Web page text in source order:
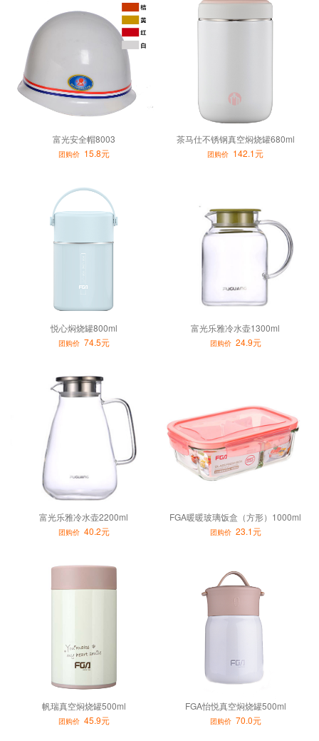
富光安全帽8003
团购价15.8元
茶马仕不锈钢真空焖烧罐680ml
团购价 142.1元
悦心焖烧罐800ml
团购价74.5元
富光乐雅冷水壶1300ml
团购价24.9元
富光乐雅冷水壶2200ml
团购价40.2元
FGA暖暖玻璃饭盒（方形）1000ml
团购价23.1元
帆瑞真空焖烧罐500ml
团购价45.9元
FGA怡悦真空焖烧罐500ml
团购价70.0元